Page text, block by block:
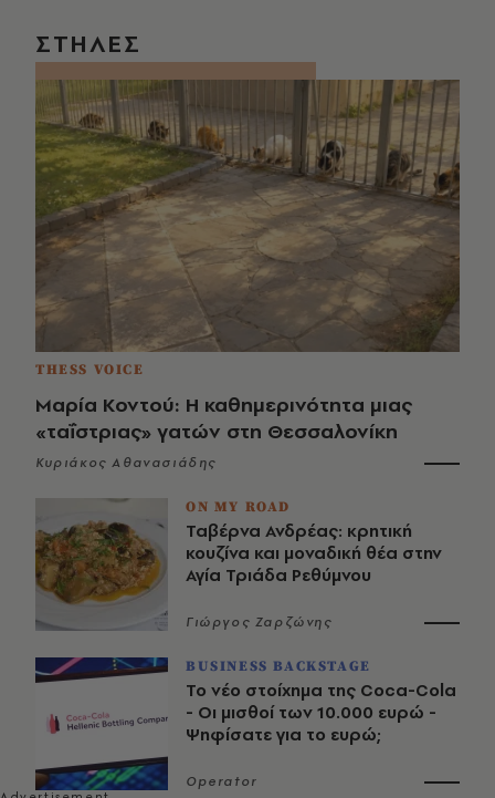
ΣΤΗΛΕΣ
THESS VOICE
Μαρία Κοντού: Η καθημερινότητα μιας
«ταΐστριας» γατών στη Θεσσαλονίκη
Κυριάκος Αθανασιάδης
ON MY ROAD
Ταβέρνα Ανδρέας: κρητική
κουζίνα και μοναδική θέα στην
Αγία Τριάδα Ρεθύμνου
Γιώργος Ζαρζώνης
BUSINESS BACKSTAGE
Το νέο στοίχημα της Coca-Cola
- Οι μισθοί των 10.000 ευρώ -
Ψηφίσατε για το ευρώ;
Operator